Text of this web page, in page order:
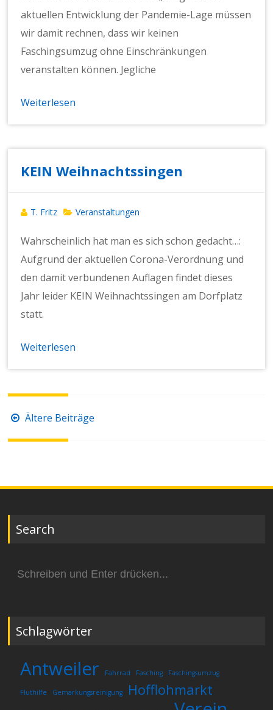
aktuellen Entwicklung der Pandemie-Lage müssen
wir damit rechnen, dass wir keinen
Faschingsumzug ohne Einschränkungen
veranstalten können. Jegliche
Weiterlesen
KEIN Weihnachtssingen
T. Fritz Veranstaltungen
Wahrscheinlich hat man es sich schon gedacht…:
Aufgrund der aktuellen Corona-Verordnung und
den damit verbundenen Auflagen findet dieses
Jahr leider KEIN Weihnachtssingen am Dorfplatz
statt.
Weiterlesen
Beitragsnavigation
Ältere Beiträge
Search
nach:
Schlagwörter
Antweiler Fahrrad Fasching Faschingsumzug
Fluthilfe Gemarkungsreinigung Hofflohmarkt